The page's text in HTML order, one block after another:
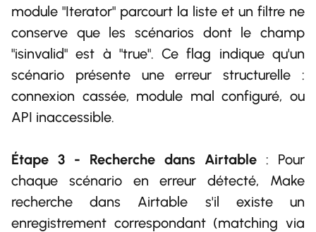
module "Iterator" parcourt la liste et un filtre ne
conserve que les scénarios dont le champ
"isinvalid" est à "true". Ce flag indique qu'un
scénario présente une erreur structurelle :
connexion cassée, module mal configuré, ou
API inaccessible.
Étape 3 - Recherche dans Airtable : Pour
chaque scénario en erreur détecté, Make
recherche dans Airtable s'il existe un
enregistrement correspondant (matching via